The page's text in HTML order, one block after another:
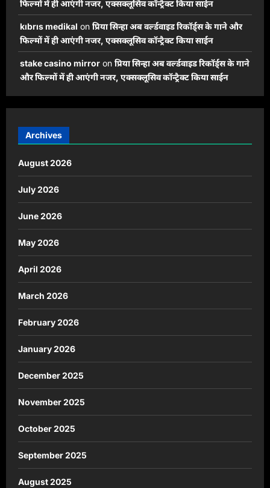
फिल्मों में ही आएंगी नजर, एक्सक्लूसिव कॉन्ट्रैक्ट किया साईन
kıbrıs medikal on प्रिया सिन्हा अब वर्ल्डवाइड रिकॉर्ड्स के गाने और
फिल्मों में ही आएंगी नजर, एक्सक्लूसिव कॉन्ट्रैक्ट किया साईन
stake casino mirror on प्रिया सिन्हा अब वर्ल्डवाइड रिकॉर्ड्स के गाने
और फिल्मों में ही आएंगी नजर, एक्सक्लूसिव कॉन्ट्रैक्ट किया साईन
Archives
August 2026
July 2026
June 2026
May 2026
April 2026
March 2026
February 2026
January 2026
December 2025
November 2025
October 2025
September 2025
August 2025